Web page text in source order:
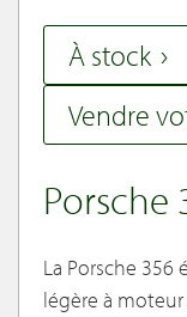
À stock
Vendre
Porsche
La Porsche
légère à